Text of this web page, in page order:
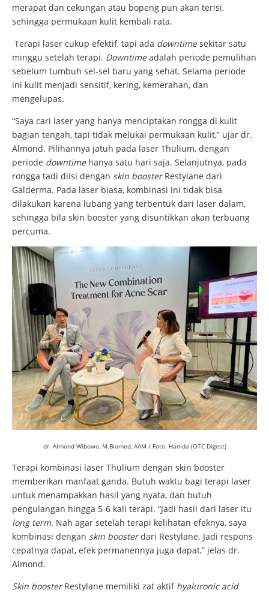
merapat dan cekungan atau bopeng pun akan terisi,
sehingga permukaan kulit kembali rata.
Terapi laser cukup efektif, tapi ada downtimesekitar satu
minggu setelah terapi. Downtimeadalah periode pemulihan
sebelum tumbuh sel-sel baru yang sehat. Selama periode
ini kulit menjadi sensitif, kering, kemerahan, dan
mengelupas.
“Saya cari laser yang hanya menciptakan rongga di kulit
bagian tengah, tapi tidak melukai permukaan kulit,” ujar dr.
Almond. Pilihannya jatuh pada laser Thulium, dengan
periode downtimehanya satu hari saja. Selanjutnya, pada
rongga tadi diisi dengan skin boosterRestylane dari
Galderma. Pada laser biasa, kombinasi ini tidak bisa
dilakukan karena lubang yang terbentuk dari laser dalam,
sehingga bila skin booster yang disuntikkan akan terbuang
percuma.
dr. Almond Wibowo, M.Biomed, AAM / Foto: Hanida (OTC Digest)
Terapi kombinasi laser Thulium dengan skin booster
memberikan manfaat ganda. Butuh waktu bagi terapi laser
untuk menampakkan hasil yang nyata, dan butuh
pengulangan hingga 5-6 kali terapi. “Jadi hasil dari laser itu
long term. Nah agar setelah terapi kelihatan efeknya, saya
kombinasi dengan skin boosterdari Restylane. Jadi respons
cepatnya dapat, efek permanennya juga dapat,” jelas dr.
Almond.
Skin boosterRestylane memiliki zat aktif hyaluronic acid